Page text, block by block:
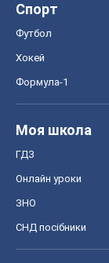
Спорт
Футбол
Хокей
Формула-1
Моя школа
ГДЗ
Онлайн уроки
ЗНО
СНД посібники